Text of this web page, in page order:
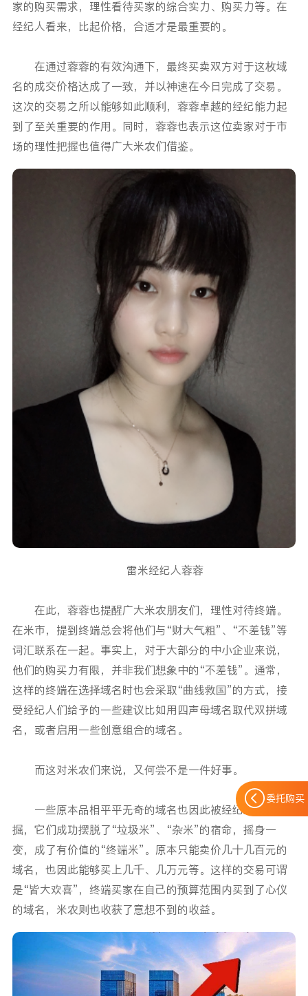
家的购买需求，理性看待买家的综合实力、购买力等。在
经纪人看来，比起价格，合适才是最重要的。
在通过蓉蓉的有效沟通下，最终买卖双方对于这枚域
名的成交价格达成了一致，并以神速在今日完成了交易。
这次的交易之所以能够如此顺利，蓉蓉卓越的经纪能力起
到了至关重要的作用。同时，蓉蓉也表示这位卖家对于市
场的理性把握也值得广大米农们借鉴。
雷米经纪人蓉蓉
在此，蓉蓉也提醒广大米农朋友们，理性对待终端。
在米市，提到终端总会将他们与“财大气粗”、“不差钱”等
词汇联系在一起。事实上，对于大部分的中小企业来说，
他们的购买力有限，并非我们想象中的“不差钱”。通常，
这样的终端在选择域名时也会采取“曲线救国”的方式，接
受经纪人们给予的一些建议比如用四声母域名取代双拼域
名，或者启用一些创意组合的域名。
而这对米农们来说，又何尝不是一件好事。
一些原本品相平平无奇的域名也因此被经纪人们挖
掘，它们成功摆脱了“垃圾米”、“杂米”的宿命，摇身一
变，成了有价值的“终端米”。原本只能卖价几十几百元的
域名，也因此能够买上几千、几万元等。这样的交易可谓
是“皆大欢喜”，终端买家在自己的预算范围内买到了心仪
的域名，米农则也收获了意想不到的收益。
委托购买